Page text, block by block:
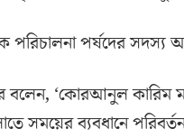
পরিচালনা পর্ষদের
বলেন, ‘কোরআনুল কারিম
সময়ের ব্যবধানে